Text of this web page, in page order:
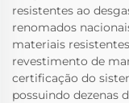
resistentes ao
renomados
materiais
revestimento de
certificação do
possuindo dezenas